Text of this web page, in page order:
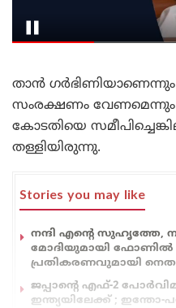
താൻ
സംരക്ഷണം വേണമെന്നും
കോടതിയെ
തള്ളിയിരുന്നു.
Stories you may like
നന്ദി എൻ്റെ സുഹൃത്തേ,
മോദിയുമായി ഫോണിൽ
പ്രതികരണവുമായി
ജപ്പാന്റെ എഫ്-2
ഇന്ത്യയിലേക്ക് ; ഇന്തോ-